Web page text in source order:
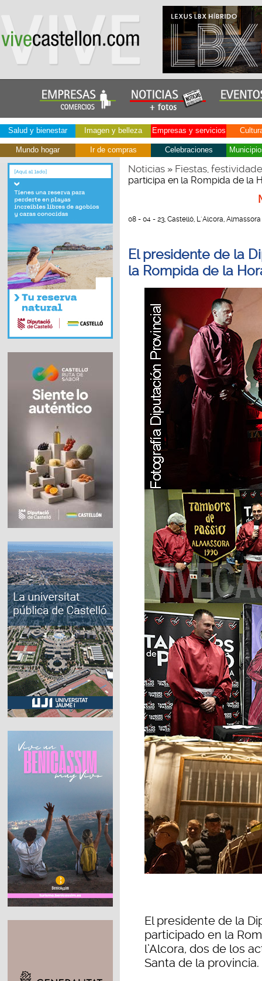
Salud y bienestar Imagen y belleza Empresas y servicios
Mundo hogar Ir de compras Celebraciones
Noticias» Fiestas,
participa en la Rompida de la
08 - 04 - 23, Castelló, L´Alcora, Almassora
El presidente de la
la Rompida de la
El presidente de la
participado en la
l’Alcora, dos de los
Santa de la provincia.